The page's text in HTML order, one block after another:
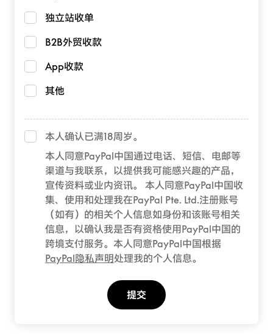
独立站收单
B2B外贸收款
App收款
其他
本人确认已满18周岁。
本人同意PayPal中国通过电话、短信、电邮等
渠道与我联系，以提供我可能感兴趣的产品，
宣传资料或业内资讯。 本人同意PayPal中国收
集、使用和处理我在PayPal Pte. Ltd.注册账号
（如有）的相关个人信息如身份和该账号相关
信息，以确认我是否有资格使用PayPal中国的
跨境支付服务。本人同意PayPal中国根据
PayPal隐私声明处理我的个人信息。
提交